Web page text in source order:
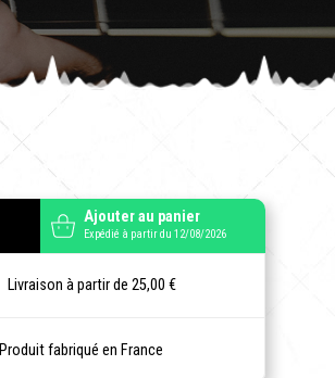
Ajouter au panier
Expédié à partir du 12/08/2026
Livraison à partir de 25,00 €
Produit fabriqué en France